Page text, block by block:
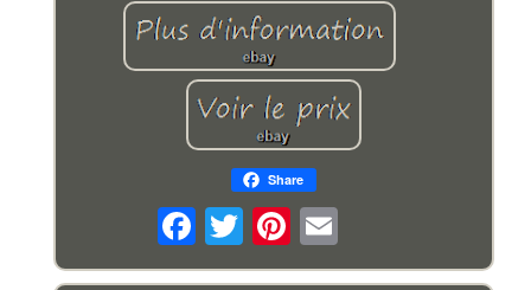
Share